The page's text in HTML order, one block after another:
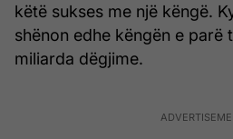
këtë sukses me një këngë.
shënon edhe këngën e parë
miliarda dëgjime.